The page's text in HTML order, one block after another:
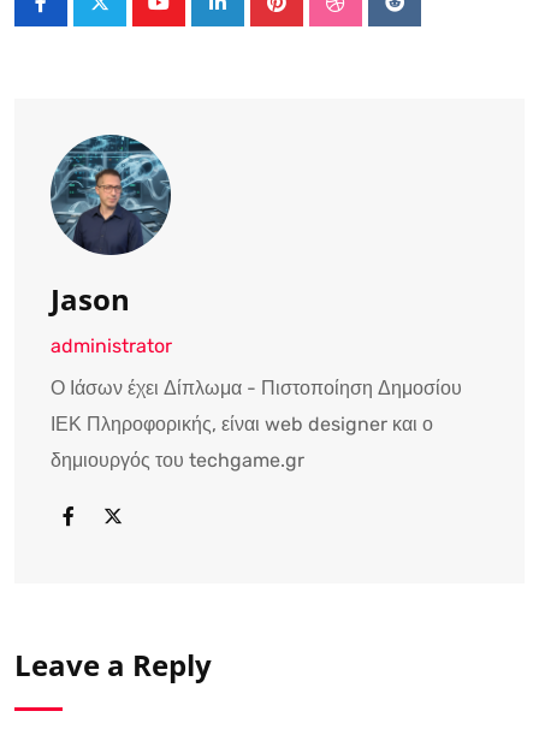
LinkedInPinterestStumbleUpon
Reddit
Jason
administrator
Ο Ιάσων έχει Δίπλωμα - Πιστοποίηση Δημοσίου
ΙΕΚ Πληροφορικής, είναι web designer και ο
δημιουργός του techgame.gr
Leave a Reply